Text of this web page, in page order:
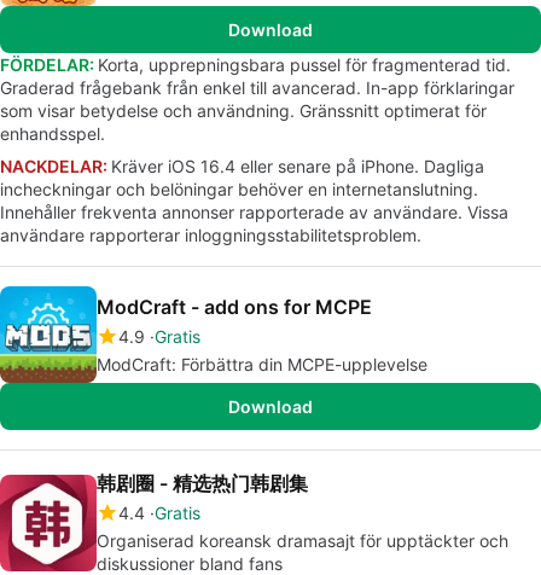
Download
FÖRDELAR: Korta, upprepningsbara pussel för fragmenterad tid.
Graderad frågebank från enkel till avancerad. In-app förklaringar
som visar betydelse och användning. Gränssnitt optimerat för
enhandsspel.
NACKDELAR: Kräver iOS 16.4 eller senare på iPhone. Dagliga
incheckningar och belöningar behöver en internetanslutning.
Innehåller frekventa annonser rapporterade av användare. Vissa
användare rapporterar inloggningsstabilitetsproblem.
ModCraft - add ons for MCPE
4.9 Gratis
ModCraft: Förbättra din MCPE-upplevelse
Download
韩剧圈 - 精选热门韩剧集
4.4 Gratis
Organiserad koreansk dramasajt för upptäckter och
diskussioner bland fans